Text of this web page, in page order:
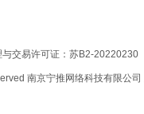
交易许可证：苏B2-20220230
南京宁推网络科技有限公司